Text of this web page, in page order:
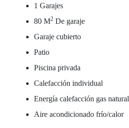
1 Garajes
80 M2 De garaje
Garaje cubierto
Patio
Piscina privada
Calefacción individual
Energía calefacción gas natural
Aire acondicionado frío/calor